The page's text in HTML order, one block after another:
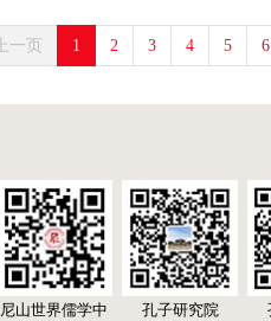
上一页 1 2 3 4 5 6
尼山世界儒学中
孔子研究院